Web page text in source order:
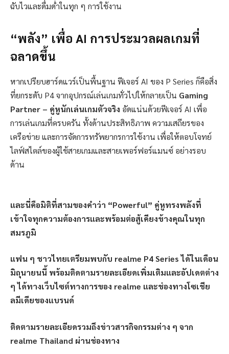
ฉับไวและดื่มด่ำในทุก ๆ การใช้งาน
“พลัง” เพื่อ AI การประมวลผลเกมที่
ฉลาดขึ้น
หากเปรียบฮาร์ดแวร์เป็นพื้นฐาน ฟีเจอร์ AI ของ P Series ก็คือสิ่ง
ที่ยกระดับ P4 จากอุปกรณ์เล่นเกมทั่วไปให้กลายเป็น Gaming
Partner – คู่หูนักเล่นเกมตัวจริง อัดแน่นด้วยฟีเจอร์ AI เพื่อ
การเล่นเกมที่ครบครัน ทั้งด้านประสิทธิภาพ ความเสถียรของ
เครือข่าย และการจัดการทรัพยากรการใช้งาน เพื่อให้ตอบโจทย์
ไลฟ์สไตล์ของผู้ใช้สายเกมและสายเพอร์ฟอร์แมนซ์ อย่างรอบ
ด้าน
และนี่คือมิติที่สามของคำว่า “Powerful” คู่หูทรงพลังที่
เข้าใจทุกความต้องการและพร้อมต่อสู้เคียงข้างคุณในทุก
สมรภูมิ
แฟน ๆ ชาวไทยเตรียมพบกับ realme P4 Series ได้ในเดือน
มิถุนายนนี้ พร้อมติดตามรายละเอียดเพิ่มเติมและอัปเดตต่าง
ๆ ได้ทางเว็บไซต์ทางการของ realme และช่องทางโซเชีย
ลมีเดียของแบรนด์
ติดตามรายละเอียดรวมถึงข่าวสารกิจกรรมต่าง ๆ จาก
realme Thailand ผ่านช่องทาง